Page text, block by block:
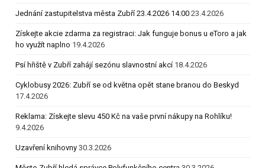
Jednání zastupitelstva města Zubří 23.4.2026 14:00 23.4.2026
Získejte akcie zdarma za registraci: Jak funguje bonus u eToro a jak
ho využít naplno 19.4.2026
Psí hřiště v Zubří zahájí sezónu slavnostní akcí 18.4.2026
Cyklobusy 2026: Zubří se od května opět stane branou do Beskyd
17.4.2026
Reklama: Získejte slevu 450 Kč na vaše první nákupy na Rohlíku!
9.4.2026
Uzavření knihovny 30.3.2026